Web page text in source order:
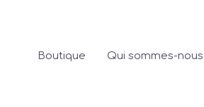
Boutique Qui sommes-nous